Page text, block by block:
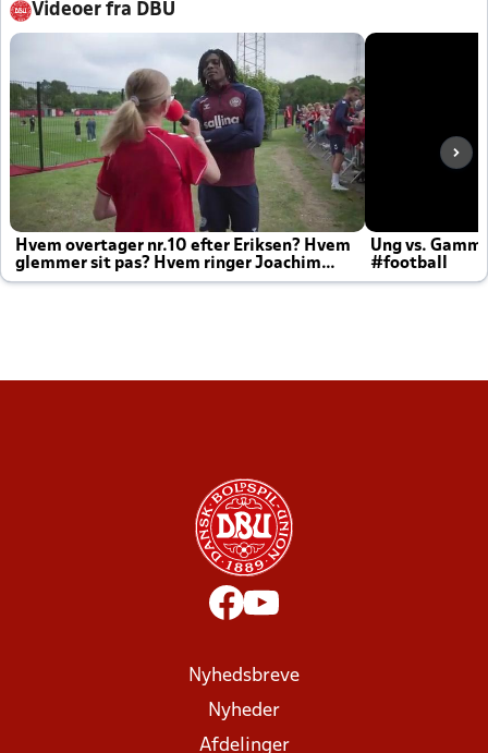
Videoer fra DBU
Hvem overtager nr.10 efter Eriksen? Hvem
glemmer sit pas? Hvem ringer Joachim
altid til efter kampe?
Ung vs.
#football
Nyhedsbreve
Nyheder
Afdelinger